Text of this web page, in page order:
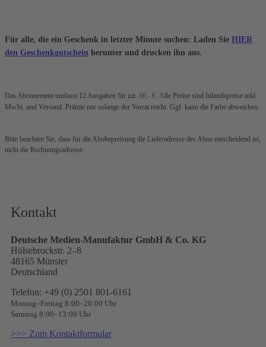
Für alle, die ein Geschenk in letzter Minute suchen: Laden Sie HIER
den Geschenkgutschein herunter und drucken ihn aus.
Das Abonnement umfasst 12 Ausgaben für zzt. 66,- € Alle Preise sind Inlandspreise inkl.
MwSt. und Versand. Prämie nur solange der Vorrat reicht. Ggf. kann die Farbe abweichen.
Bitte beachten Sie, dass für die Abobepreisung die Lieferadresse des Abos entscheidend ist,
nicht die Rechnungsadresse.
Kontakt
Deutsche Medien-Manufaktur GmbH & Co. KG
Hülsebrockstr. 2–8
48165 Münster
Deutschland
Telefon: +49 (0) 2501 801-6161
Montag–Freitag 8:00–20:00 Uhr
Samstag 8:00–13:00 Uhr
>>> Zum Kontaktformular